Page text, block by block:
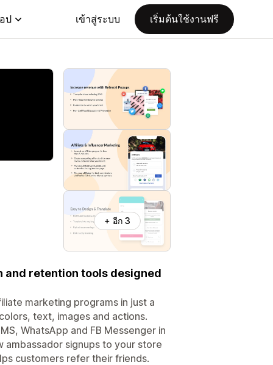
ป เข้าสู่ระบบ เริ่มต้นใช้งานฟรี
+ อีก 3
and retention tools designed
marketing programs in just a
text, images and actions.
WhatsApp and FB Messenger in
ambassador signups to your store
customers refer their friends.